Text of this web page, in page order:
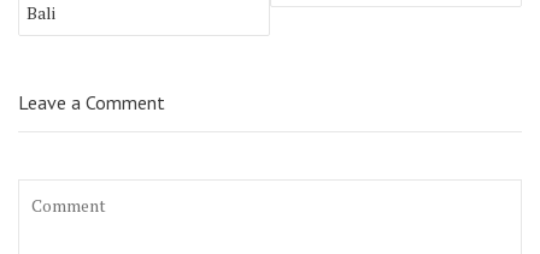
Bali
Leave a Comment